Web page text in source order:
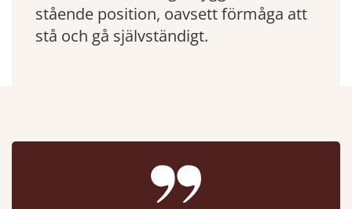
stående position, oavsett förmåga att
stå och gå självständigt.